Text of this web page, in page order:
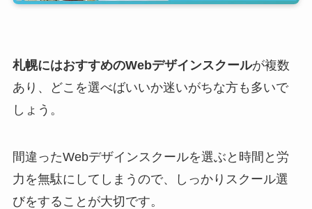
札幌にはおすすめのWebデザインスクールが複数
あり、どこを選べばいいか迷いがちな方も多いで
しょう。
間違ったWebデザインスクールを選ぶと時間と労
力を無駄にしてしまうので、しっかりスクール選
びをすることが大切です。